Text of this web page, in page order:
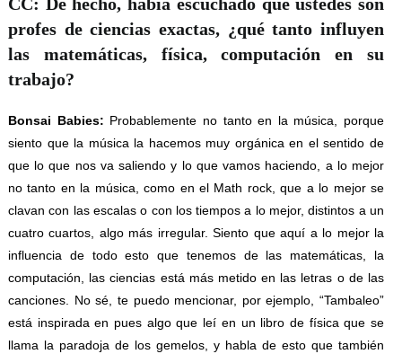
profes de ciencias exactas, ¿qué tanto influyen
las matemáticas, física, computación en su
trabajo?
Bonsai Babies: Probablemente no tanto en la música, porque
siento que la música la hacemos muy orgánica en el sentido de
que lo que nos va saliendo y lo que vamos haciendo, a lo mejor
no tanto en la música, como en el Math rock, que a lo mejor se
clavan con las escalas o con los tiempos a lo mejor, distintos a un
cuatro cuartos, algo más irregular. Siento que aquí a lo mejor la
influencia de todo esto que tenemos de las matemáticas, la
computación, las ciencias está más metido en las letras o de las
canciones. No sé, te puedo mencionar, por ejemplo, “Tambaleo”
está inspirada en pues algo que leí en un libro de física que se
llama la paradoja de los gemelos, y habla de esto que también